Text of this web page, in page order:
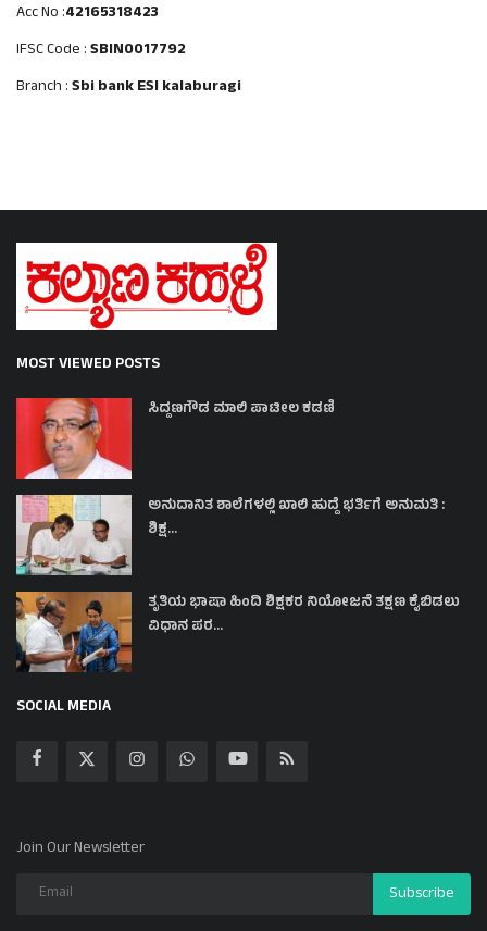
Acc No :42165318423
IFSC Code :SBIN0017792
Branch :Sbi bank ESI kalaburagi
MOST VIEWED POSTS
ಸಿದ್ದಣಗೌಡ ಮಾಲಿ ಪಾಟೀಲ ಕಡಣಿ
ಅನುದಾನಿತ ಶಾಲೆಗಳಲ್ಲಿ ಖಾಲಿ ಹುದ್ದೆ ಭರ್ತಿಗೆ ಅನುಮತಿ :
ಶಿಕ್ಷ...
ತೃತಿಯ ಭಾಷಾ ಹಿಂದಿ ಶಿಕ್ಷಕರ ನಿಯೋಜನೆ ತಕ್ಷಣ ಕೈಬಿಡಲು
ವಿಧಾನ ಪರ...
SOCIAL MEDIA
Join Our Newsletter
Subscribe